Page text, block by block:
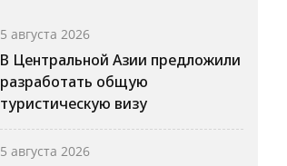
5 августа 2026
В Центральной Азии предложили
разработать общую
туристическую визу
5 августа 2026